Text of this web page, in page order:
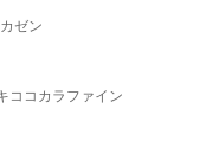
ゼン
ココカラファイン